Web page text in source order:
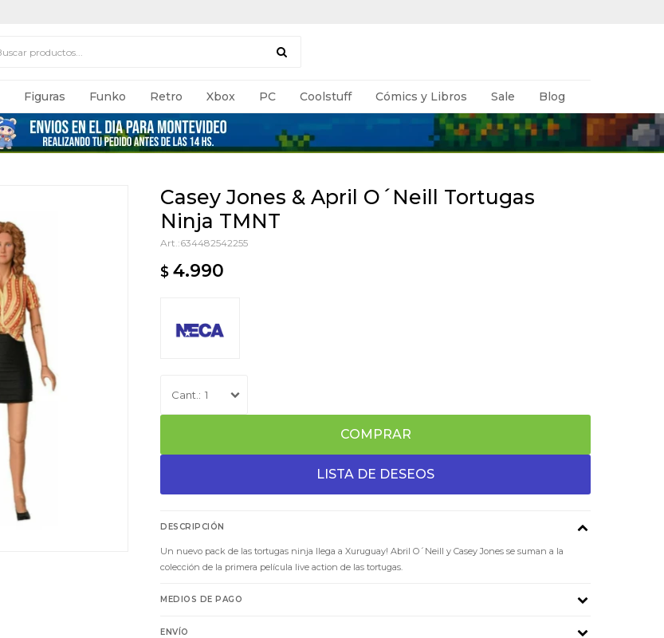
Figuras Funko Retro Xbox PC Coolstuff Cómics y Libros Sale Blog
Casey Jones & April O´Neill Tortugas
Ninja TMNT
634482542255
$ 4.990
1
COMPRAR
DESCRIPCIÓN
Un nuevo pack de las tortugas ninja llega a Xuruguay! Abril O´Neill y Casey Jones se suman a la
colección de la primera película live action de las tortugas.
MEDIOS DE PAGO
ENVÍO